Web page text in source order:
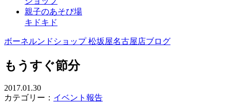
親子のあそび場
キドキド
ボーネルンドショップ 松坂屋名古屋店ブログ
もうすぐ節分
2017.01.30
カテゴリー： イベント報告